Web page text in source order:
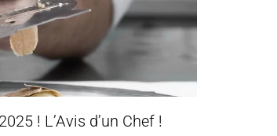
! L’Avis d’un Chef !